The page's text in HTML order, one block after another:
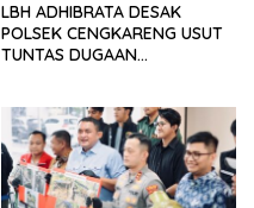
LBH ADHIBRATA DESAK
POLSEK CENGKARENG USUT
TUNTAS DUGAAN